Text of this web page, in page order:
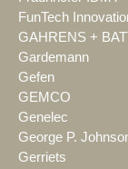
FunTech
GAHRENS +
Gardemann
Gefen
GEMCO
Genelec
George P.
Gerriets